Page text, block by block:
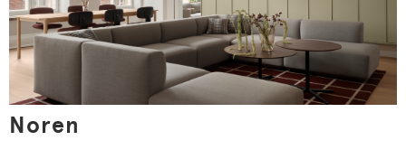
Noren